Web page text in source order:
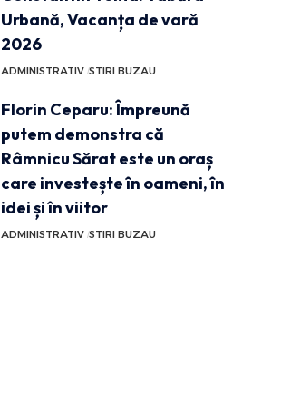
Urbană, Vacanța de vară
2026
ADMINISTRATIV STIRI BUZAU
Florin Ceparu: Împreună
putem demonstra că
Râmnicu Sărat este un oraș
care investește în oameni, în
idei și în viitor
ADMINISTRATIV STIRI BUZAU